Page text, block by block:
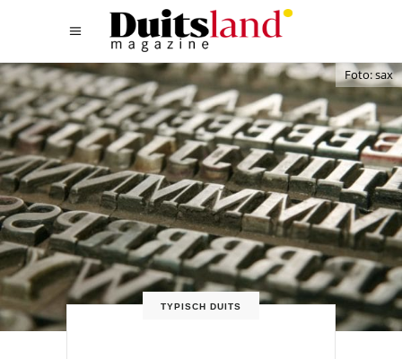
Foto: sax
TYPISCH DUITS